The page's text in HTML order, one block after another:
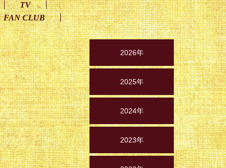
TV
FAN CLUB
2026年
2025年
2024年
2023年